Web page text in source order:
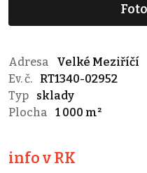
Adresa
Velké Meziříčí
Ev. č.
RT1340-02952
Typ
sklady
Plocha
1 000 m²
info v RK